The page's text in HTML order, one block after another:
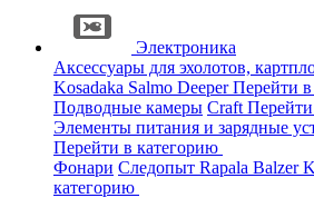
Электроника
Аксессуары для эхолотов,
Kosadaka Salmo DeeperПерейти
Подводные камеры Craft
Элементы питания и зарядные
Перейти в категорию
Фонари Следопыт Rapala Balzer
категорию